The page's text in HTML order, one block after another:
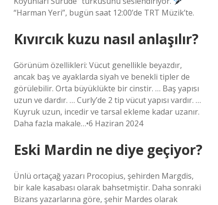
“Harman Yeri”, bugün saat 12:00’de TRT Müzik’te.
Kıvırcık kuzu nasıl anlaşılır?
Görünüm özellikleri: Vücut genellikle beyazdır,
ancak baş ve ayaklarda siyah ve benekli tipler de
görülebilir. Orta büyüklükte bir cinstir. … Baş yapısı
uzun ve dardır. … Curly’de 2 tip vücut yapısı vardır. …
Kuyruk uzun, incedir ve tarsal ekleme kadar uzanır.
Daha fazla makale…•6 Haziran 2024
Eski Mardin ne diye geçiyor?
Ünlü ortaçağ yazarı Procopius, şehirden Margdis,
bir kale kasabası olarak bahsetmiştir. Daha sonraki
Bizans yazarlarına göre, şehir Mardes olarak